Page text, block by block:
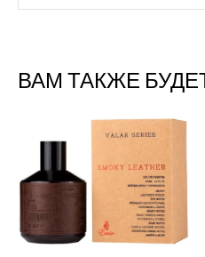
ВАМ ТАКЖЕ